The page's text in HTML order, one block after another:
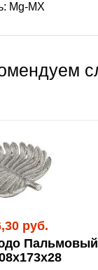
Mg-MX
руб.
Пальмовый